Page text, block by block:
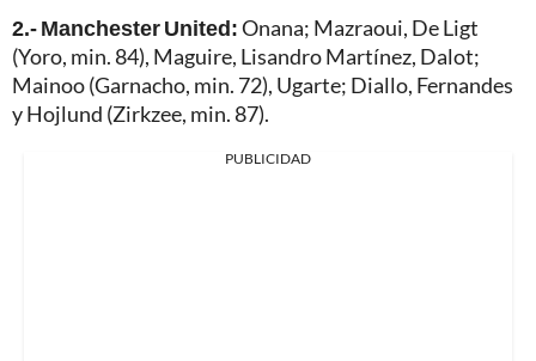
2.- Manchester United:Onana; Mazraoui, De Ligt
(Yoro, min. 84), Maguire, Lisandro Martínez, Dalot;
Mainoo (Garnacho, min. 72), Ugarte; Diallo, Fernandes
y Hojlund (Zirkzee, min. 87).
PUBLICIDAD